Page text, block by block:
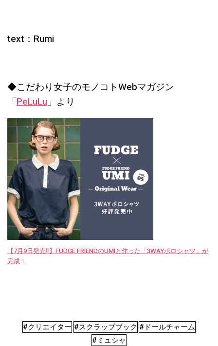
text：Rumi
◆こだわり女子のモノコトWebマガジン
「PeLuLu」より
【7月9日発売‼︎】FUDGE FRIENDのUMIと作った「3WAYポロシャツ」が
完成！
#クリエイター #スクラップブック #ドールチャーム
#ミュシャ